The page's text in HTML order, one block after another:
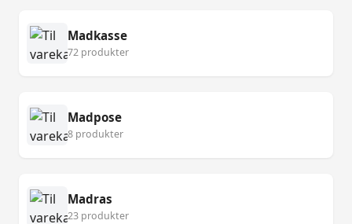
Madkasse
72 produkter
Madpose
8 produkter
Madras
23 produkter